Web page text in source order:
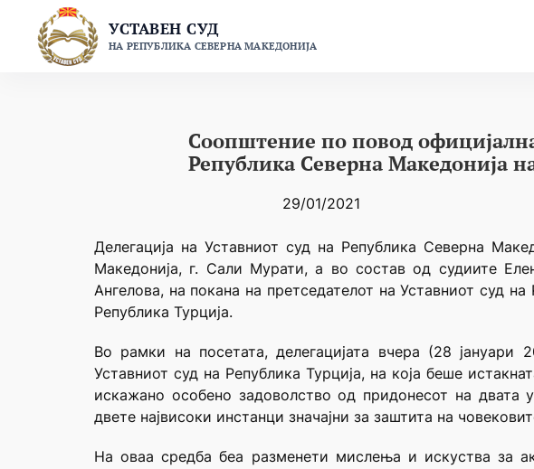
content
УСТАВЕН СУД
НА РЕПУБЛИКА СЕВЕРНА МАКЕДОНИЈА
Соопштение по повод
Република Северна Македонија
29/01/2021
Делегација на Уставниот суд на Република Северна
Македонија, г. Сали Мурати, а во состав од судиите
Ангелова, на покана на претседателот на Уставниот суд
Република Турција.
Во рамки на посетата, делегацијата вчера (28 јануари
Уставниот суд на Република Турција, на која беше
искажано особено задоволство од придонесот на двата
двете највисоки инстанци значајни за заштита на
На оваа средба беа разменети мислења и искуства за